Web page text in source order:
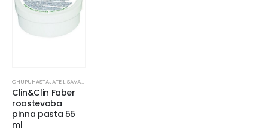
ÕHUPUHASTAJATE LISAVARUSTUS
Clin&Clin Faber
roostevaba
pinna pasta 55
ml